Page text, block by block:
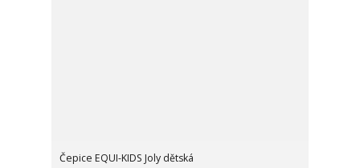
Čepice EQUI-KIDS Joly dětská